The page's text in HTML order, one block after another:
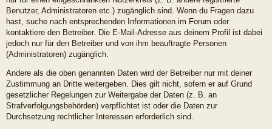
Benutzer, Administratoren etc.) zugänglich sind. Wenn du Fragen dazu
hast, suche nach entsprechenden Informationen im Forum oder
kontaktiere den Betreiber. Die E-Mail-Adresse aus deinem Profil ist dabei
jedoch nur für den Betreiber und von ihm beauftragte Personen
(Administratoren) zugänglich.
Andere als die oben genannten Daten wird der Betreiber nur mit deiner
Zustimmung an Dritte weitergeben. Dies gilt nicht, sofern er auf Grund
gesetzlicher Regelungen zur Weitergabe der Daten (z. B. an
Strafverfolgungsbehörden) verpflichtet ist oder die Daten zur
Durchsetzung rechtlicher Interessen erforderlich sind.